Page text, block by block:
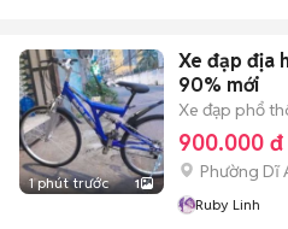
1 phút trước 1
Xe đạp địa
90% mới
Xe đạp phổ
900.000 đ
Phường Dĩ
Ruby Linh